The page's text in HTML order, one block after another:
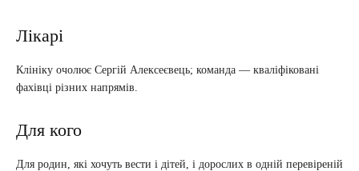
Лікарі
Клініку очолює Сергій Алексеєвець; команда — кваліфіковані
фахівці різних напрямів.
Для кого
Для родин, які хочуть вести і дітей, і дорослих в одній перевіреній